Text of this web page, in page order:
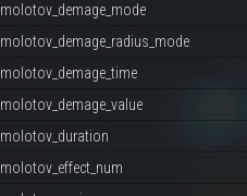
molotov_demage_mode
molotov_demage_radius_mode
molotov_demage_time
molotov_demage_value
molotov_duration
molotov_effect_num